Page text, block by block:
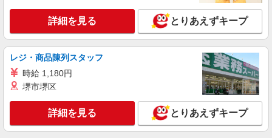
キープ 詳細を見る
派遣社員
株式会社kotrio /●OS-H2-1980655
鳳駅＊看護助手＊日払いOK！推し活の軍資金
時給1550円〜2187円 ＜日払い有/週払い有/交
通費全支給(ガソリン代含む)＞
堺市西区
詳細を見る とりあえずキープ
レジ・商品陳列スタッフ
時給 1,180円
堺市堺区
詳細を見る とりあえずキープ